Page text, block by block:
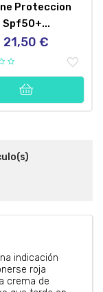
Proteccion
Spf50+...
Precio
21,50 €
indicación
roja
crema de